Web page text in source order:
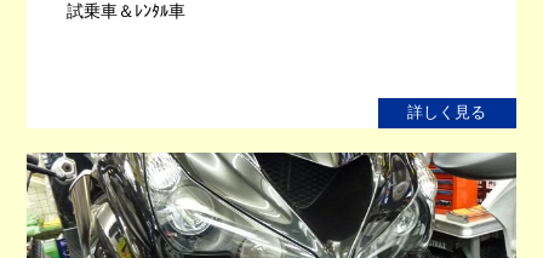
試乗車＆ﾚﾝﾀﾙ車
詳しく見る